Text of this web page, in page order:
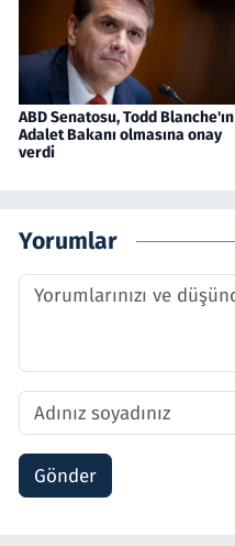
ABD Senatosu, Todd Blanche'ın
Adalet Bakanı olmasına onay
verdi
Yorumlar
Gönder